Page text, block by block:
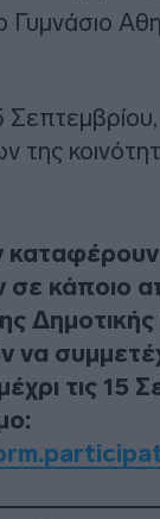
Γυμνάσιο
της
σε κάποιο
να
τις 15